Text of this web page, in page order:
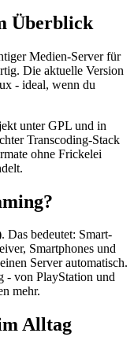
Überblick
Medien-Server für
Die aktuelle Version
- ideal, wenn du
unter GPL und in
Transcoding-Stack
ohne Frickelei
. Das bedeutet: Smart-
Smartphones und
Server automatisch.
- von PlayStation und
mehr.
Alltag